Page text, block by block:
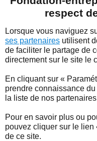
LES ÉTUDES DE LA
LES EXPERTS
LES BONNES
L'ACTUALITÉ
Le
Commerce
Le Challenge National
2020 récompense le
les plus talentueux
les associations de
dynamiques
Panonceau d’Or ». Il
réseau des Chambres
partenariat avec la
entrepreneurs du futur.
respect
Lorsque vous naviguez
ses partenaires utilisent
de faciliter le partage de
directement sur le site le
En cliquant sur «
prendre connaissance
la liste de nos
Pour en savoir plus ou
pouvez cliquer sur le lien
de ce site.